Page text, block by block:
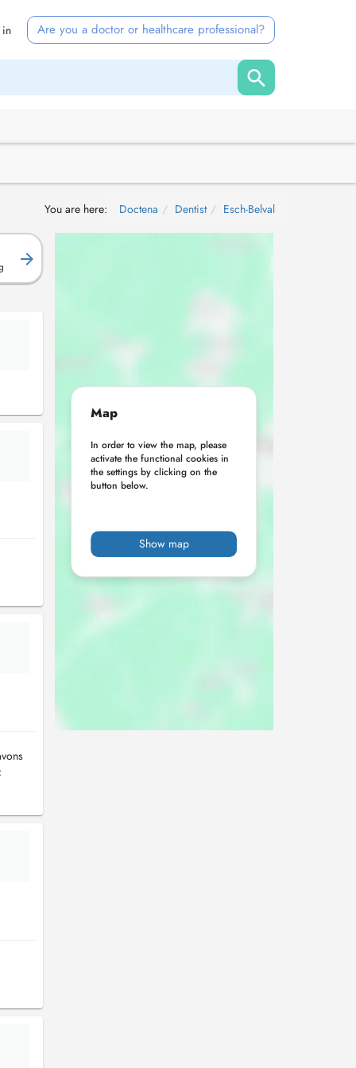
in Are you a doctor or healthcare professional?
You are here: Doctena Dentist Esch-Belval
Map
In order to view the map, please
activate the functional cookies in
the settings by clicking on the
button below.
Show map